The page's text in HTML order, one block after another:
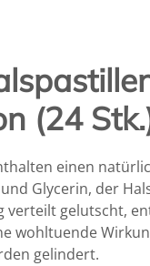
(24
einen
Glycerin, der
verteilt gelutscht,
wohltuende
gelindert.